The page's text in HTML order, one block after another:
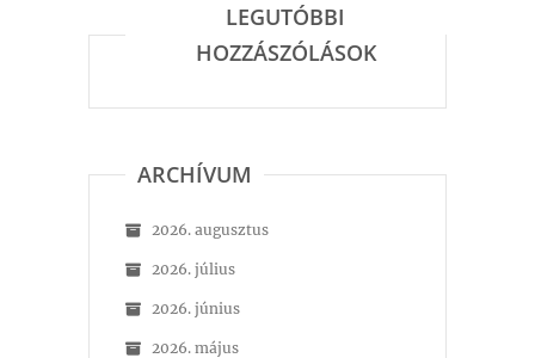
LEGUTÓBBI
HOZZÁSZÓLÁSOK
ARCHÍVUM
2026. augusztus
2026. július
2026. június
2026. május